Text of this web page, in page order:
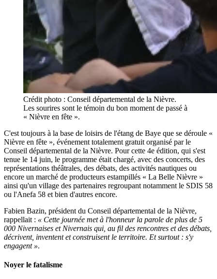
Crédit photo : Conseil départemental de la Nièvre.
Les sourires sont le témoin du bon moment de passé à
« Nièvre en fête ».
C'est toujours à la base de loisirs de l'étang de Baye que se déroule «
Nièvre en fête », événement totalement gratuit organisé par le
Conseil départemental de la Nièvre. Pour cette 4e édition, qui s'est
tenue le 14 juin, le programme était chargé, avec des concerts, des
représentations théâtrales, des débats, des activités nautiques ou
encore un marché de producteurs estampillés « La Belle Nièvre »
ainsi qu'un village des partenaires regroupant notamment le SDIS 58
ou l'Anefa 58 et bien d'autres encore.
Fabien Bazin, président du Conseil départemental de la Nièvre,
rappellait : « Cette journée met à l'honneur la parole de plus de 5
000 Nivernaises et Nivernais qui, au fil des rencontres et des débats,
décrivent, inventent et construisent le territoire. Et surtout : s'y
engagent ».
Noyer le fatalisme